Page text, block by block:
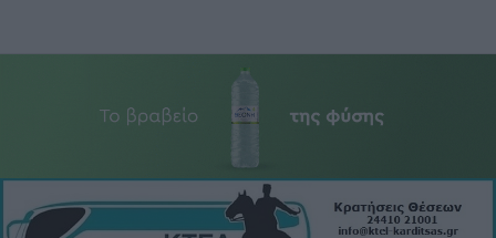
RSS
Επικοινωνία με το